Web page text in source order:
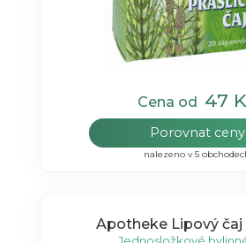
Cena od 47
Porovnat ceny
nalezeno v 5
Apotheke Lipový čaj